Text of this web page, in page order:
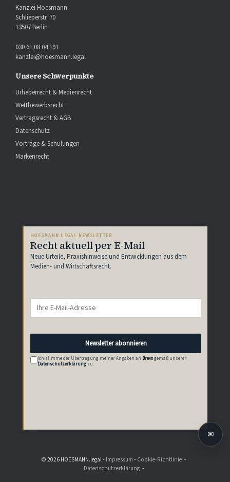
Kanzlei Hoesmann
Schlieperstr. 70
13507 Berlin
030 61 08 04 191
kanzlei@hoesmann.legal
Unsere Schwerpunkte
Urheberrecht & Medienrecht
Wettbewerbsrecht
Vertragsrecht & AGB
Datenschutz
Vorträge & Schulungen
Markenrecht
HOESMANN.LEGAL NEWSLETTER
Recht aktuell per E-Mail
Neue Urteile, Praxishinweise und Entwicklungen aus dem
Medien- und Wirtschaftsrecht.
Mail-
Adresse
Newsletter abonnieren
Ich stimme der Übertragung meiner Angaben an Brevogemäß unserer
Datenschutzerklärung zu.
© 2026 HOESMANN.legal - Impressum- Cookie-Richtlinie
Datenschutzerklärung
✉